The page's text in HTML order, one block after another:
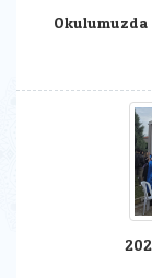
Okulumuzda